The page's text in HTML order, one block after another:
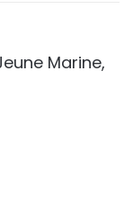
Marine,